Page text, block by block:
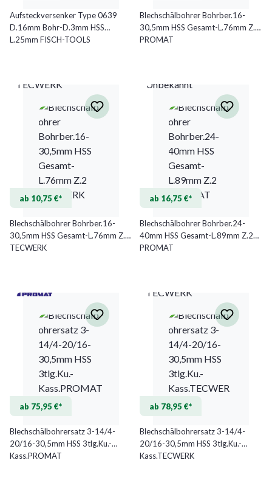
Aufsteckversenker Type 0639
D.16mm Bohr-D.3mm HSS
L.25mm FISCH-TOOLS
Blechschälbohrer Bohrber.16-
30,5mm HSS Gesamt-L.76mm Z.2
PROMAT
TECWERK
ab 10,75 €*
Blechschälbohrer Bohrber.16-
30,5mm HSS Gesamt-L.76mm Z.2
TECWERK
Unbekannt
ab 16,75 €*
Blechschälbohrer Bohrber.24-
40mm HSS Gesamt-L.89mm Z.2
PROMAT
ab 75,95 €*
Blechschälbohrersatz 3-14/4-
20/16-30,5mm HSS 3tlg.Ku.-
Kass.PROMAT
TECWERK
ab 78,95 €*
Blechschälbohrersatz 3-14/4-
20/16-30,5mm HSS 3tlg.Ku.-
Kass.TECWERK